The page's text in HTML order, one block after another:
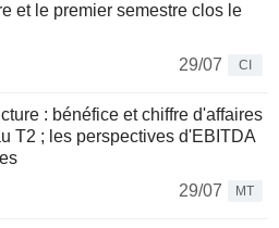
et le premier semestre clos le
29/07
CI
: bénéfice et chiffre d'affaires
T2 ; les perspectives d'EBITDA
29/07
MT